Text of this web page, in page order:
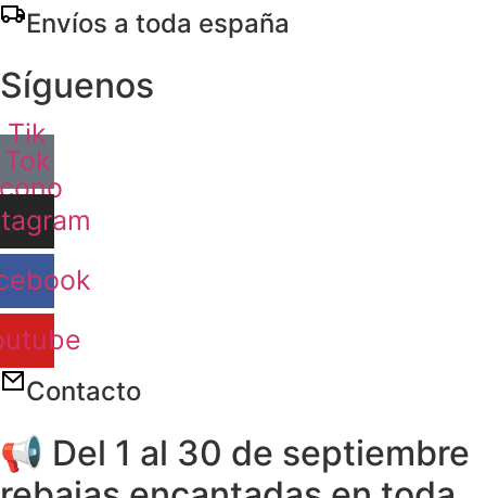
Ir
Envíos a toda españa
Síguenos
Tik
Tok
Contacto
📢 Del 1 al 30 de septiembre